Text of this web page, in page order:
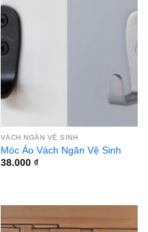
VÁCH NGĂN VỆ SINH
Móc Áo Vách Ngăn Vệ Sinh
38.000 ₫